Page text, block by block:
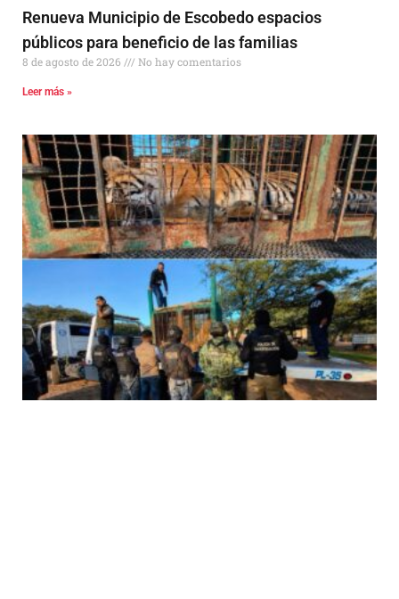
Renueva Municipio de Escobedo espacios
públicos para beneficio de las familias
8 de agosto de 2026 No hay comentarios
Leer más »